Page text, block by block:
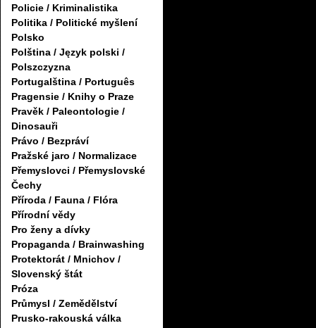
Policie / Kriminalistika
Politika / Politické myšlení
Polsko
Polština / Język polski /
Polszczyzna
Portugalština / Português
Pragensie / Knihy o Praze
Pravěk / Paleontologie /
Dinosauři
Právo / Bezpráví
Pražské jaro / Normalizace
Přemyslovci / Přemyslovské
Čechy
Příroda / Fauna / Flóra
Přírodní vědy
Pro ženy a dívky
Propaganda / Brainwashing
Protektorát / Mnichov /
Slovenský štát
Próza
Průmysl / Zemědělství
Prusko-rakouská válka